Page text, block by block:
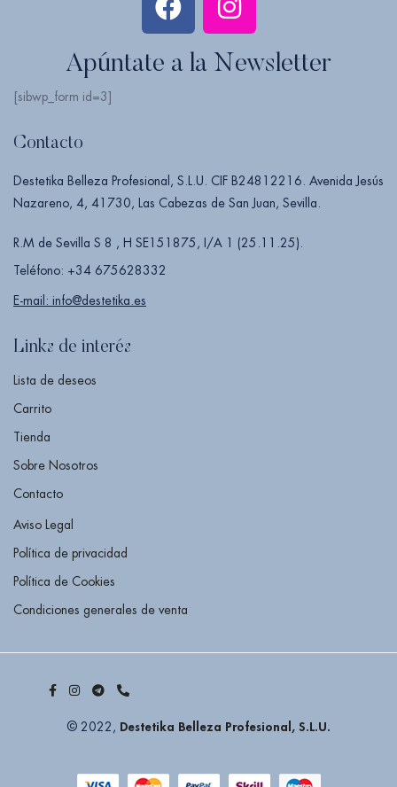
Apúntate a la Newsletter
[sibwp_form id=3]
Contacto
Destetika Belleza Profesional, S.L.U. CIF B24812216. Avenida Jesús
Nazareno, 4, 41730, Las Cabezas de San Juan, Sevilla.
R.M de Sevilla S 8 , H SE151875, I/A 1 (25.11.25).
Teléfono: +34 675628332
E-mail: info@destetika.es
Links de interés
Lista de deseos
Carrito
Tienda
Sobre Nosotros
Contacto
Aviso Legal
Política de privacidad
Política de Cookies
Condiciones generales de venta
© 2022, Destetika Belleza Profesional, S.L.U.